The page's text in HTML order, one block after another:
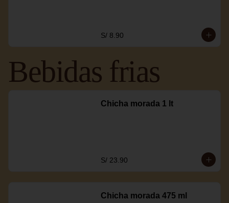
S/ 8.90
Bebidas frias
Chicha morada 1 lt
S/ 23.90
Chicha morada 475 ml